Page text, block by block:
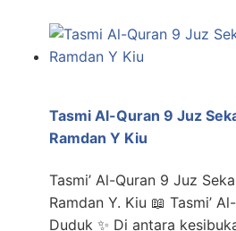
Tasmi Al-Quran 9 Juz
Ramdan Y Kiu
Tasmi’ Al-Quran 9 Juz
Ramdan Y. Kiu 📖 Tasmi’
Duduk ✨ Di antara